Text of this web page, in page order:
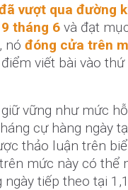
vượt qua đường
tháng 6và đạt
nó đóng cửa trên
viết bài vào
vững như mức
cự hàng ngày
thảo luận trên
mức này có thể
tiếp theo tại